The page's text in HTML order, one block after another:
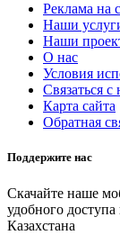
Реклама на
Наши
Наши
О нас
Условия
Связаться с
Карта сайта
Обратная
Поддержите нас
Скачайте наше
удобного
Казахстана